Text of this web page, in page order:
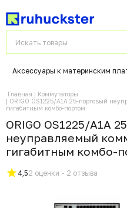
Аксессуары к материнским
Главная
Коммутаторы
ORIGO OS1225/A1A 25-портовый
гигабитным комбо-портом
ORIGO OS1225/A1A
неуправляемый
гигабитным комбо-
4,52 оценки - 2 отзыва